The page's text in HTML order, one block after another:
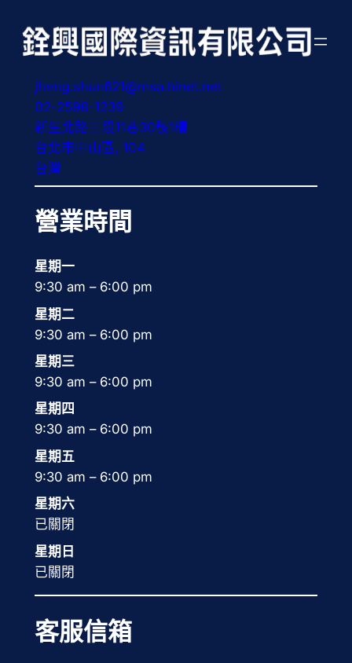
jheng.shun621@msa.hinet.net
02-2598-1239
新生北路三段11巷30號1樓
台北市中山區, 104
台灣
營業時間
星期一
9:30 am – 6:00 pm
星期二
9:30 am – 6:00 pm
星期三
9:30 am – 6:00 pm
星期四
9:30 am – 6:00 pm
星期五
9:30 am – 6:00 pm
星期六
已關閉
星期日
已關閉
客服信箱